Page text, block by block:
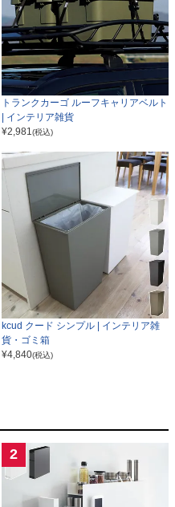
トランクカーゴ ルーフキャリアベルト
| インテリア雑貨
¥2,981(税込)
kcud クード シンプル | インテリア雑
貨・ゴミ箱
¥4,840(税込)
2